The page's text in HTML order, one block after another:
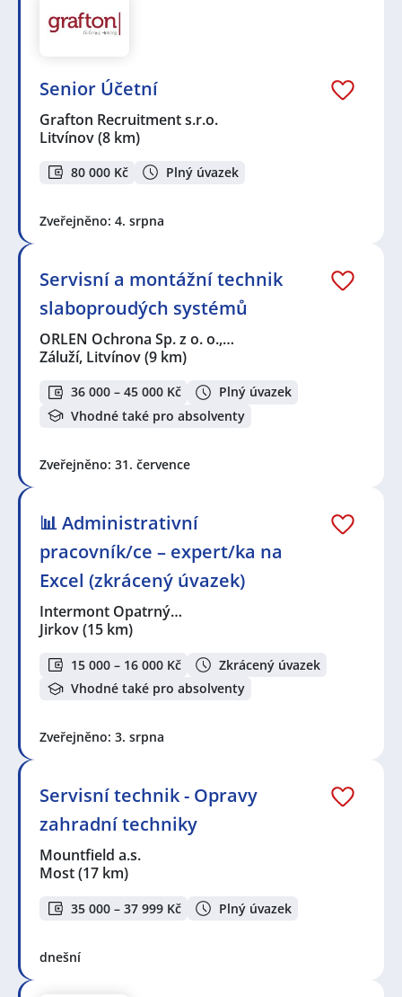
Senior Účetní
Grafton Recruitment s.r.o.
Litvínov(8 km)
80 000 Kč Plný úvazek
Zveřejněno: 4. srpna
Servisní a montážní technik
slaboproudých systémů
ORLEN Ochrona Sp. z o. o.,…
Záluží, Litvínov(9 km)
36 000 – 45 000 Kč
Plný úvazek
Vhodné také pro absolventy
Zveřejněno: 31. července
📊 Administrativní
pracovník/ce – expert/ka na
Excel (zkrácený úvazek)
Intermont Opatrný…
Jirkov(15 km)
15 000 – 16 000 Kč
Zkrácený úvazek
Vhodné také pro absolventy
Zveřejněno: 3. srpna
Servisní technik - Opravy
zahradní techniky
Mountfield a.s.
Most(17 km)
35 000 – 37 999 Kč Plný úvazek
dnešní